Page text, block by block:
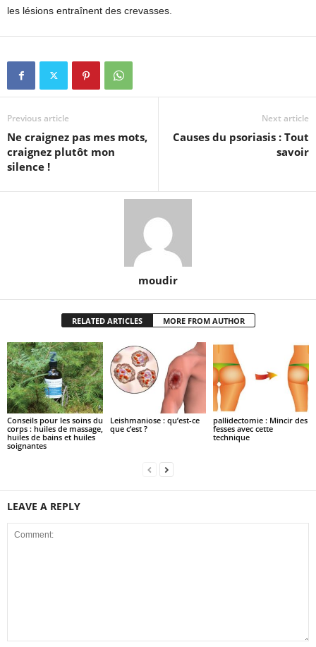
les lésions entraînent des crevasses.
Previous article
Ne craignez pas mes mots,
craignez plutôt mon
silence !
Next article
Causes du psoriasis : Tout
savoir
moudir
RELATED ARTICLES MORE FROM AUTHOR
Conseils pour les soins du
corps : huiles de massage,
huiles de bains et huiles
soignantes
Leishmaniose : qu’est-ce
que c’est ?
pallidectomie : Mincir des
fesses avec cette
technique
LEAVE A REPLY